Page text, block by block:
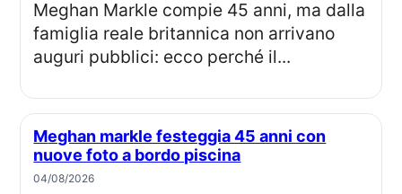
Meghan Markle compie 45 anni, ma dalla
famiglia reale britannica non arrivano
auguri pubblici: ecco perché il...
Meghan markle festeggia 45 anni con
nuove foto a bordo piscina
04/08/2026